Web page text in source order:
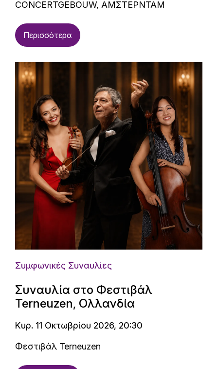
CONCERTGEBOUW, ΑΜΣΤΕΡΝΤΑΜ
Περισσότερα
Συμφωνικές Συναυλίες
Συναυλία στο Φεστιβάλ
Terneuzen, Ολλανδία
Κυρ. 11 Οκτωβρίου 2026, 20:30
Φεστιβάλ Terneuzen